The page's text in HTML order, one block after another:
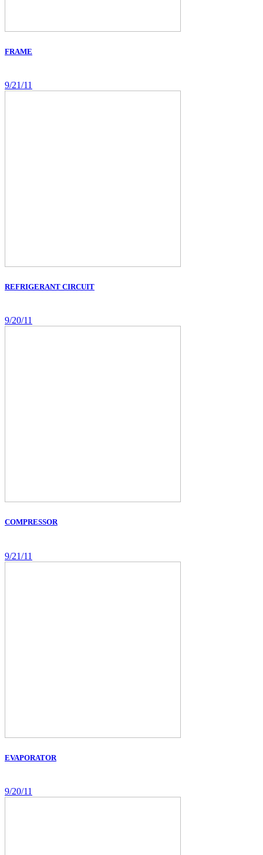
FRAME
9/21/11
REFRIGERANT CIRCUIT
9/20/11
COMPRESSOR
9/21/11
EVAPORATOR
9/20/11